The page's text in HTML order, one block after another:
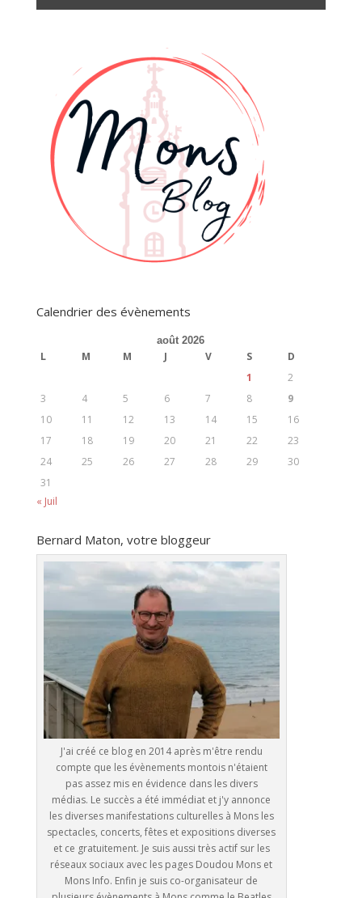
Calendrier des évènements
août 2026
L M M J V S
D
1
2
3
4 5 6 7 8
9
10
11 12 13 14 15
16
17
18 19 20 21 22
23
24
25 26 27 28 29
30
31
« Juil
Bernard Maton, votre bloggeur
J'ai créé ce blog en 2014 après m'être rendu
compte que les évènements montois n'étaient
pas assez mis en évidence dans les divers
médias. Le succès a été immédiat et j'y annonce
les diverses manifestations culturelles à Mons les
spectacles, concerts, fêtes et expositions diverses
et ce gratuitement. Je suis aussi très actif sur les
réseaux sociaux avec les pages Doudou Mons et
Mons Info. Enfin je suis co-organisateur de